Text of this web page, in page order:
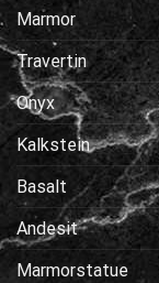
Marmor
Travertin
Onyx
Kalkstein
Basalt
Andesit
Marmorstatue